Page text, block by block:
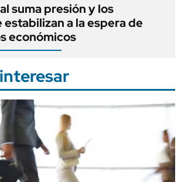
suma presión y los
estabilizan a la espera de
económicos